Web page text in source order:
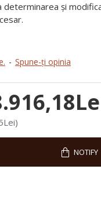
și
- Spune-ţi opinia
NOTIFY